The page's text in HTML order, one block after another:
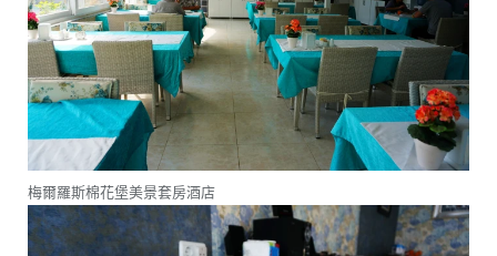
梅爾羅斯棉花堡美景套房酒店